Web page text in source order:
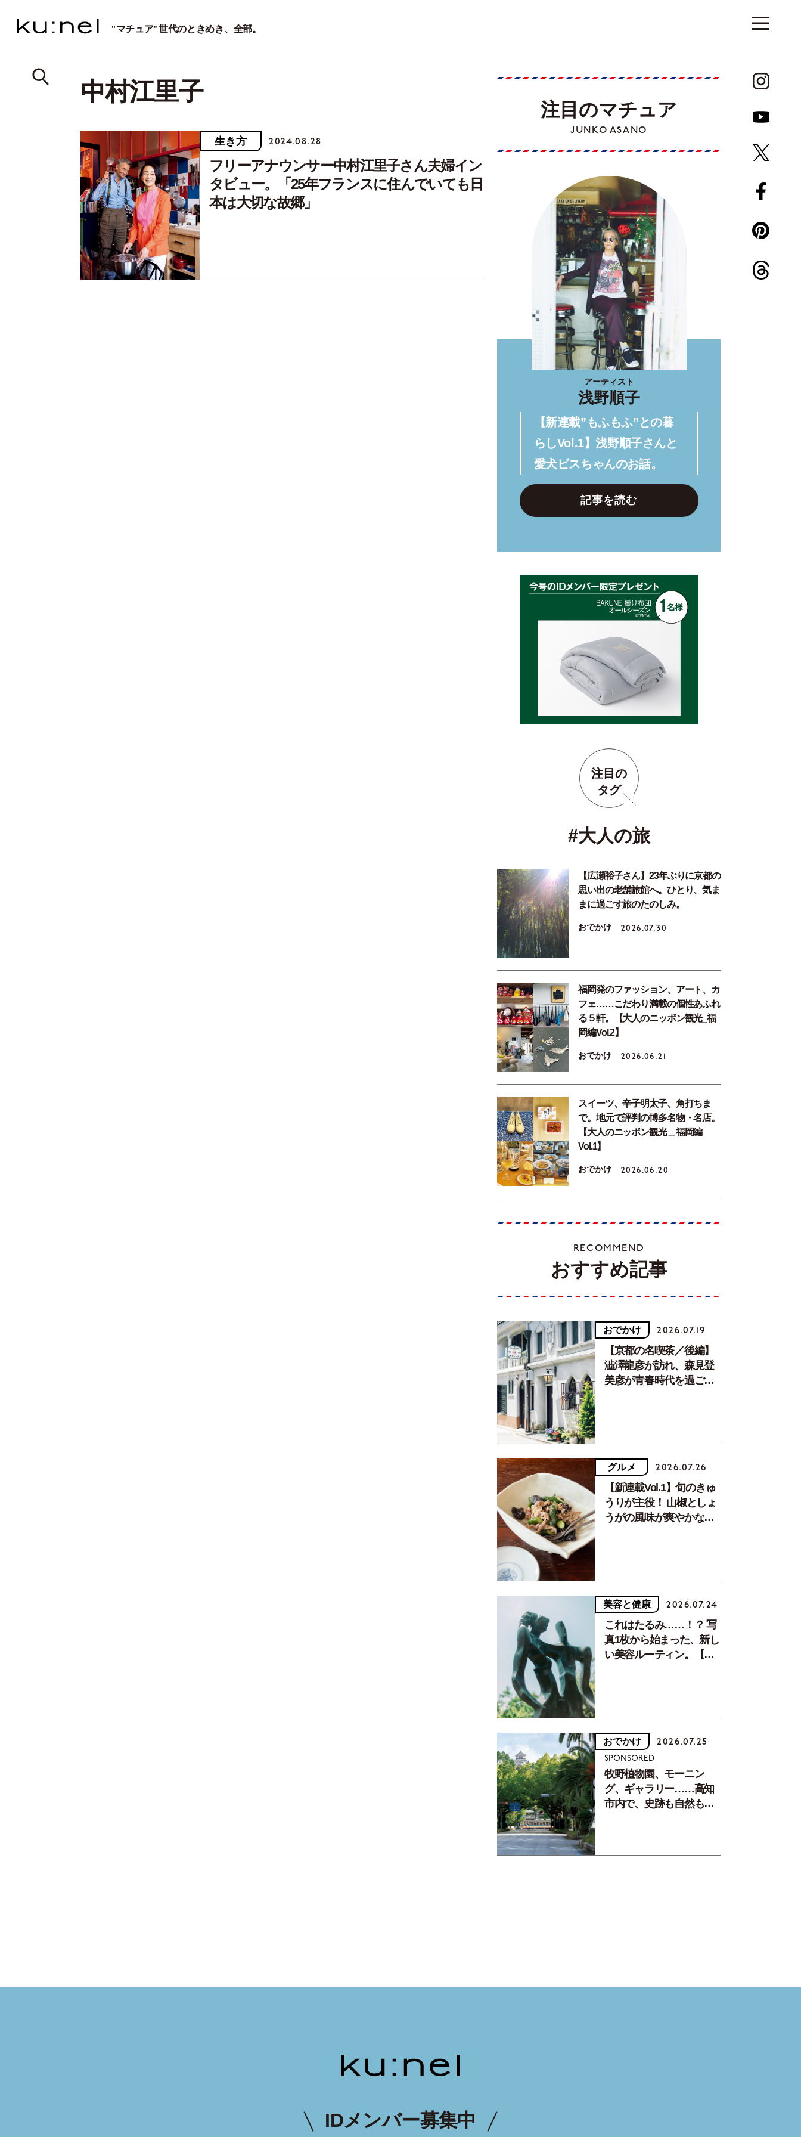
"マチュア"世代のときめき、全部。
中村江里子
生き方 2024.08.28
フリーアナウンサー中村江里子さん夫婦イン
タビュー。「25年フランスに住んでいても日
本は大切な故郷」
注目のマチュア
JUNKO ASANO
アーティスト
浅野順子
【新連載”もふもふ”との暮
らしVol.1】浅野順子さんと
愛犬ビスちゃんのお話。
記事を読む
注目の
タグ
#大人の旅
【広瀬裕子さん】23年ぶりに京都の
思い出の老舗旅館へ。ひとり、気ま
まに過ごす旅のたのしみ。
おでかけ 2026.07.30
福岡発のファッション、アート、カ
フェ……こだわり満載の個性あふれ
る５軒。【大人のニッポン観光_福
岡編Vol.2】
おでかけ 2026.06.21
スイーツ、辛子明太子、角打ちま
で。地元で評判の博多名物・名店。
【大人のニッポン観光＿福岡編
Vol.1】
おでかけ 2026.06.20
RECOMMEND
おすすめ記事
おでかけ 2026.07.19
【京都の名喫茶／後編】
澁澤龍彦が訪れ、森見登
美彦が青春時代を過ごし
グルメ 2026.07.26
【新連載Vol.1】旬のきゅ
うりが主役！ 山椒としょ
うがの風味が爽やかな、
美容と健康 2026.07.24
これはたるみ……！？ 写
真1枚から始まった、新し
い美容ルーティン。【中
おでかけ 2026.07.25
SPONSORED
牧野植物園、モーニン
グ、ギャラリー……高知
市内で、史跡も自然もグ
IDメンバー募集中